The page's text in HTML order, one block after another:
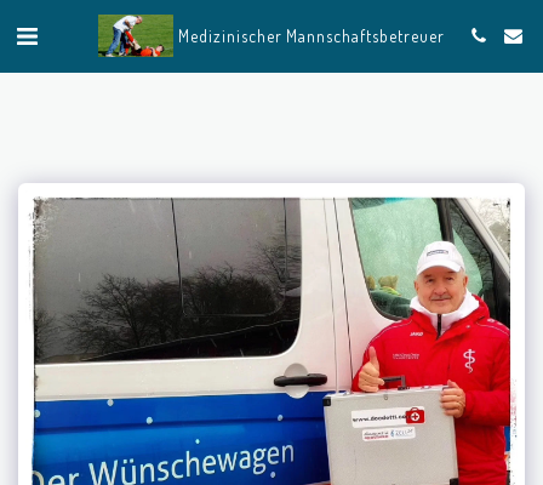
Medizinischer Mannschaftsbetreuer